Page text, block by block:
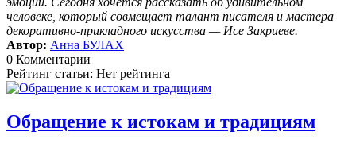
человеке, который совмещает талант писателя и мастера
декоративно-прикладного искусства — Исе Закриеве.
Автор: Анна БУЛАХ
0 Комментарии
Рейтинг статьи: Нет рейтинга
Обращение к истокам и традициям